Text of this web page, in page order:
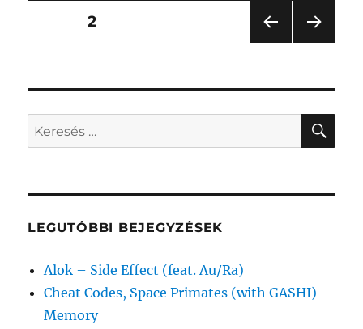
Bejegyzések
AL
OLDAL2
OLD
AL
Keresés
a
kifejezésre:
LEGUTÓBBI BEJEGYZÉSEK
Alok – Side Effect (feat. Au/Ra)
Cheat Codes, Space Primates (with GASHI) –
Memory